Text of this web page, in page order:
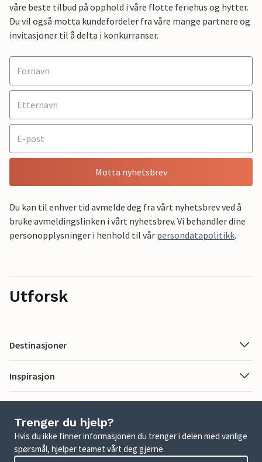
våre beste tilbud på opphold i våre flotte feriehus og hytter.
Du vil også motta kundefordeler fra våre mange partnere og
invitasjoner til å delta i konkurranser.
Motta nyhetsbrev
Du kan til enhver tid avmelde deg fra vårt nyhetsbrev ved å
bruke avmeldingslinken i vårt nyhetsbrev. Vi behandler dine
personopplysninger i henhold til vår persondatapolitikk.
Utforsk
Destinasjoner
Inspirasjon
Trenger du hjelp?
Hvis du ikke finner informasjonen du trenger i delen med vanlige
spørsmål, hjelper teamet vårt deg gjerne.